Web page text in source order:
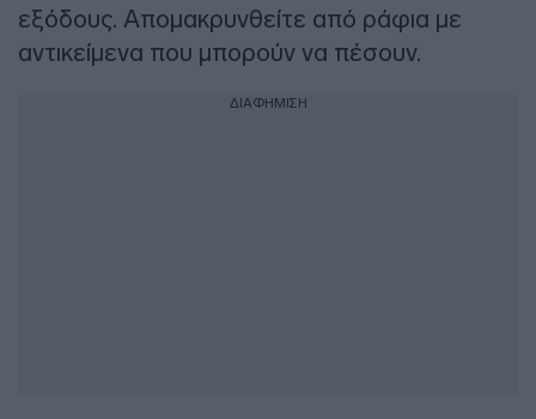
εξόδους. Απομακρυνθείτε από ράφια με
αντικείμενα που μπορούν να πέσουν.
ΔΙΑΦΗΜΙΣΗ